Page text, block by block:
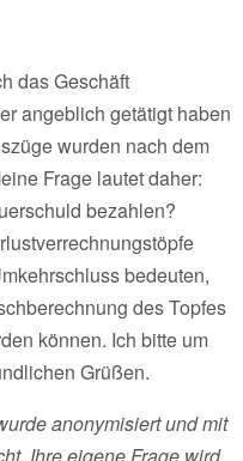
das Geschäft
angeblich getätigt haben
wurden nach dem
Frage lautet daher:
bezahlen?
bedeuten,
des Topfes
können. Ich bitte um
Grüßen.
anonymisiert und mit
Ihre eigene Frage wird